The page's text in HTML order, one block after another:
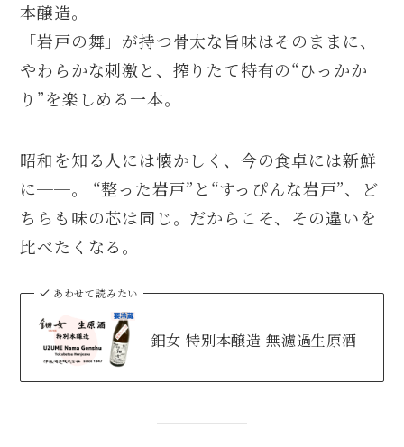
本醸造。
「岩戸の舞」が持つ骨太な旨味はそのままに、
やわらかな刺激と、搾りたて特有の“ひっかか
り”を楽しめる一本。
昭和を知る人には懐かしく、今の食卓には新鮮
に──。 “整った岩戸”と“すっぴんな岩戸”、ど
ちらも味の芯は同じ。だからこそ、その違いを
比べたくなる。
あわせて読みたい
鈿女 特別本醸造 無濾過生原酒